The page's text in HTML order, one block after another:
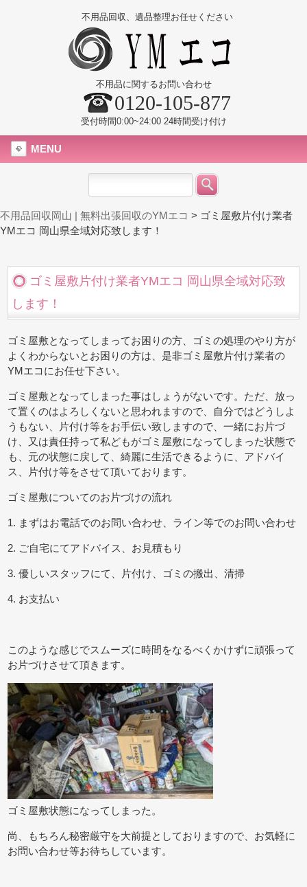
不用品回収、遺品整理お任せください
不用品に関するお問い合わせ
0120-105-877
受付時間0:00~24:00 24時間受け付け
MENU
不用品回収岡山 | 無料出張回収のYMエコ > ゴミ屋敷片付け業者
YMエコ 岡山県全域対応致します！
ゴミ屋敷片付け業者YMエコ 岡山県全域対応致
します！
ゴミ屋敷となってしまってお困りの方、ゴミの処理のやり方が
よくわからないとお困りの方は、是非ゴミ屋敷片付け業者の
YMエコにお任せ下さい。
ゴミ屋敷となってしまった事はしょうがないです。ただ、放っ
て置くのはよろしくないと思われますので、自分ではどうしよ
うもない、片付け等をお手伝い致しますので、一緒にお片づ
け、又は責任持って私どもがゴミ屋敷になってしまった状態で
も、元の状態に戻して、綺麗に生活できるように、アドバイ
ス、片付け等をさせて頂いております。
ゴミ屋敷についてのお片づけの流れ
1. まずはお電話でのお問い合わせ、ライン等でのお問い合わせ
2. ご自宅にてアドバイス、お見積もり
3. 優しいスタッフにて、片付け、ゴミの搬出、清掃
4. お支払い
このような感じでスムーズに時間をなるべくかけずに頑張って
お片づけさせて頂きます。
ゴミ屋敷状態になってしまった。
尚、もちろん秘密厳守を大前提としておりますので、お気軽に
お問い合わせ等お待ちしています。